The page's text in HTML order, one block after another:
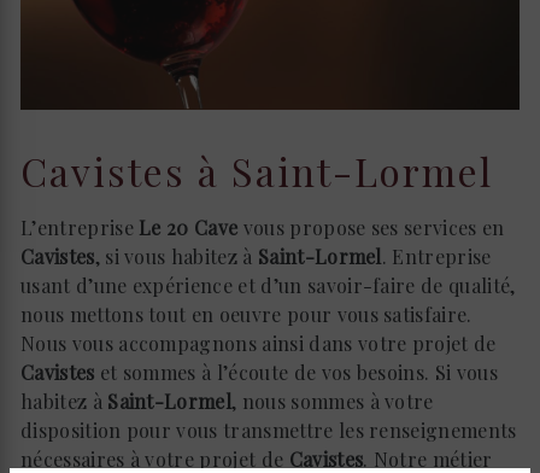
Cavistes à Saint-Lormel
L’entreprise Le 20 Cave vous propose ses services en
Cavistes, si vous habitez à Saint-Lormel. Entreprise
usant d’une expérience et d’un savoir-faire de qualité,
nous mettons tout en oeuvre pour vous satisfaire.
Nous vous accompagnons ainsi dans votre projet de
Cavistes et sommes à l’écoute de vos besoins. Si vous
habitez à Saint-Lormel, nous sommes à votre
disposition pour vous transmettre les renseignements
nécessaires à votre projet de Cavistes. Notre métier